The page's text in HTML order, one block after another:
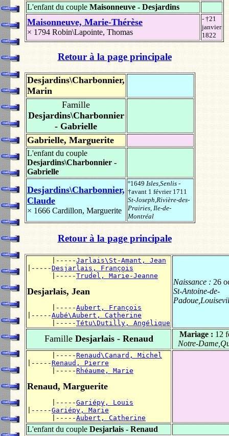
L'enfant du couple Maisonneuve - Desjardins
Maisonneuve, Marie-Thérèse
× 1794 Robin\Lapointe, Thomas
- †21
janvier
1822
Retour à la page principale
Desjardins\Charbonnier,
Marin
Famille
Desjardins\Charbonnier
- Gabrielle
Gabrielle, Marguerite
L'enfant du couple
Desjardins\Charbonnier -
Gabrielle
Desjardins\Charbonnier,
Claude
× 1666 Cardillon, Marguerite
°1649 Isles,Senlis -
†avant 1 février 1711
St-Joseph,Rivière-des-
Prairies, Ile-de-
Montréal
Retour à la page principale
      |-----
Jarlais\St-Amant, Jean
|-----Desjarlais, François
      |-----
Trudel, Marie-Jeanne
Desjarlais, Jean
      |-----
Aubert, François
|-----Aubé\Aubert, Catherine
      |-----
Tétu\Dutilly, Angélique
Naissance : 26
St-Antoine-de-
FamilleDesjarlais - Renaud Mariage : 12
Notre-
      |-----
Renaud\Canard, Michel
|-----Renaud, Pierre
      |-----
Rhéaume, Marie
Renaud, Marguerite
      |-----
Gariépy, Louis
|-----Gariépy, Marie
      |-----
Aubert, Catherine
L'enfant du couple Desjarlais - Renaud